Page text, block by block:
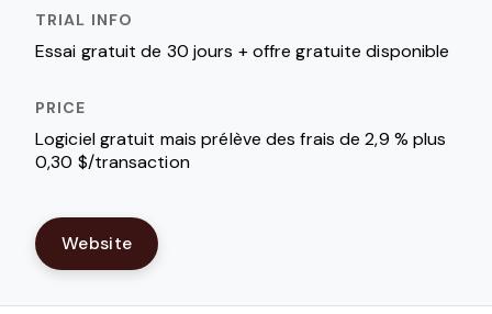
Essai gratuit de 30 jours + offre gratuite disponible
Logiciel gratuit mais prélève des frais de 2,9 % plus
0,30 $/transaction
Website